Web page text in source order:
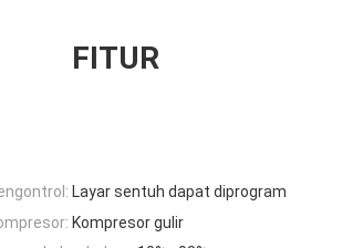
FITUR
Layar sentuh dapat diprogram
Kompresor gulir